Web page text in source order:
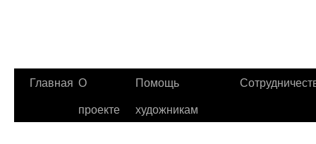
Главная О
проекте
Помощь
художникам